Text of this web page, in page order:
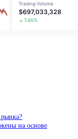
на основе